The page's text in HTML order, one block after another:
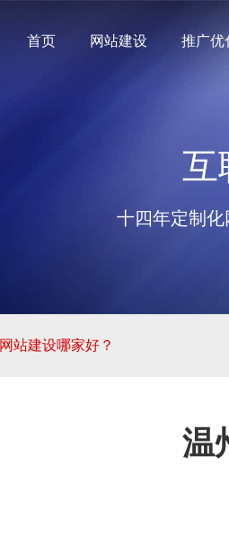
首页 网站建设 推广优
互
十四年定制
网站建设哪家好？
温